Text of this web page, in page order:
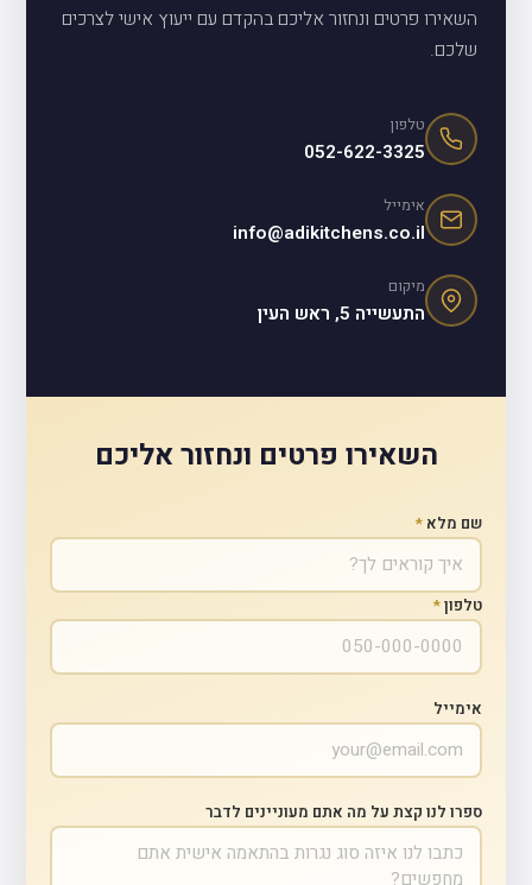
השאירו פרטים ונחזור אליכם בהקדם עם ייעוץ אישי לצרכים
שלכם.
טלפון
052-622-3325
אימייל
info@adikitchens.co.il
מיקום
התעשייה 5, ראש העין
השאירו פרטים ונחזור אליכם
שם מלא*
טלפון*
אימייל
ספרו לנו קצת על מה אתם מעוניינים לדבר